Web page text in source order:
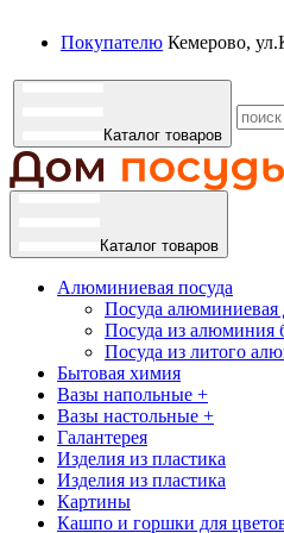
Покупателю Кемерово,
Каталог товаров
Каталог товаров
Алюминиевая посуда
Посуда
Посуда из алюминия
Посуда из литого
Бытовая химия
Вазы напольные +
Вазы настольные +
Галантерея
Изделия из пластика
Изделия из пластика
Картины
Кашпо и горшки для